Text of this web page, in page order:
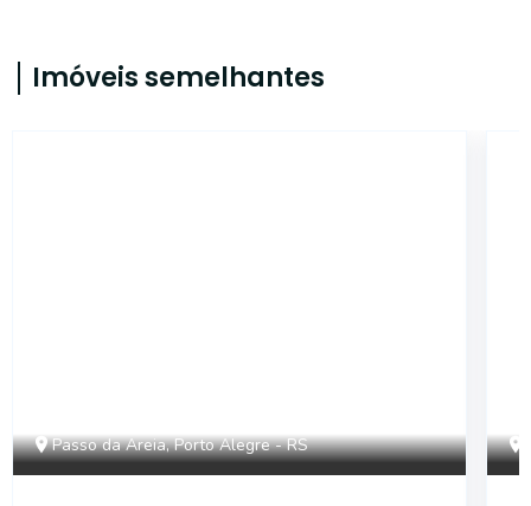
Imóveis semelhantes
Passo da Areia, Porto Alegre - RS